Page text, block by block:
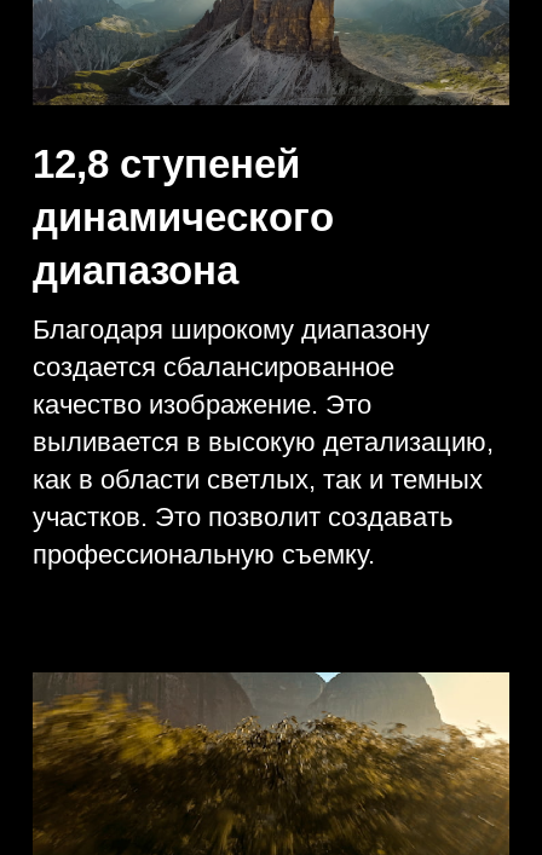
Калибровка пикселей
качественное изображение, тогда
обязательно воспользуйтесь многими
примами. Для лучшего и более
высокого уровня качества
получаемого изображения,
используется специальный объектив
никаких отличий от других камер,
задействованных в процессе работы
устройства. Сам же объектив
выполнен довольно грамотно,
качественным и надежным и это его
преимущество. Можно создавать
разные идеи в процессе воздушной
съемки.
Точная цветопередача